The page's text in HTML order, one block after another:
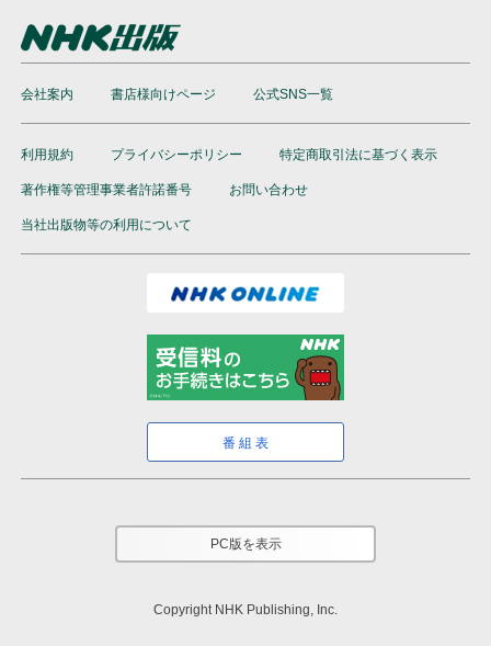
会社案内 書店様向けページ 公式SNS一覧
利用規約 プライバシーポリシー 特定商取引法に基づく表示
著作権等管理事業者許諾番号 お問い合わせ
当社出版物等の利用について
番組表
PC版を表示
Copyright NHK Publishing, Inc.